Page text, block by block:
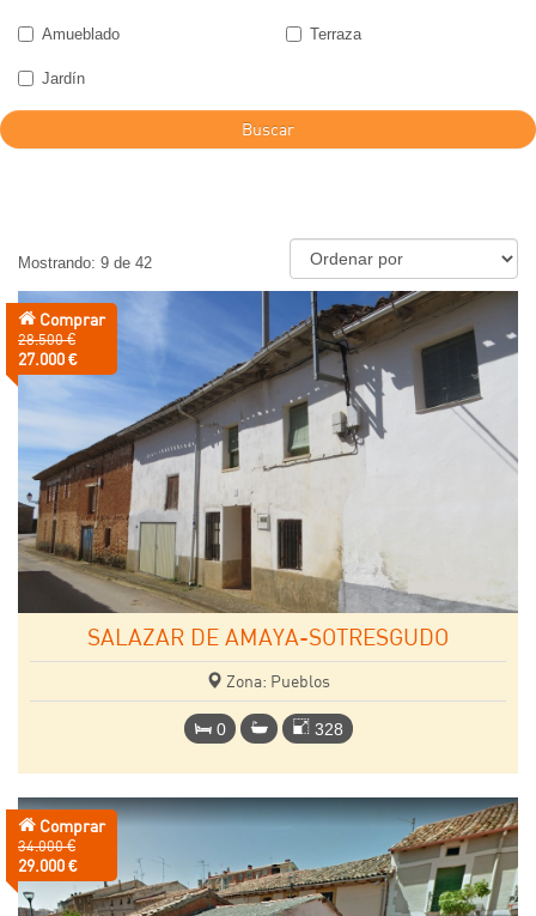
Amueblado Terraza
Jardín
Buscar
Mostrando: 9 de 42
SALAZAR DE AMAYA-SOTRESGUDO
Comprar
Precio
anterior:
28.500 €
Precio:
27.000 €
Zona: Pueblos
0 328
Comprar
Precio
anterior:
34.000 €
Precio:
29.000 €